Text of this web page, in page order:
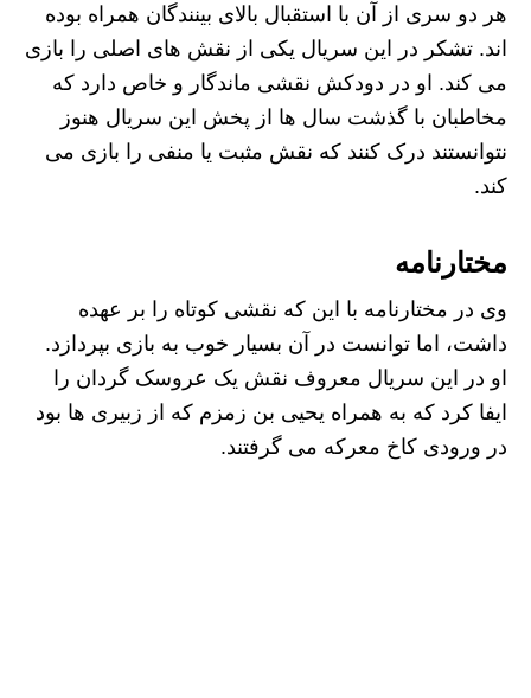
هر دو سری از آن با استقبال بالای بینندگان همراه بوده
اند. تشکر در این سریال یکی از نقش های اصلی را بازی
می کند. او در دودکش نقشی ماندگار و خاص دارد که
مخاطبان با گذشت سال ها از پخش این سریال هنوز
نتوانستند درک کنند که نقش مثبت یا منفی را بازی می
کند.
مختارنامه
وی در مختارنامه با این که نقشی کوتاه را بر عهده
داشت، اما توانست در آن بسیار خوب به بازی بپردازد.
او در این سریال معروف نقش یک عروسک گردان را
ایفا کرد که به همراه یحیی بن زمزم که از زبیری ها بود
در ورودی کاخ معرکه می گرفتند.